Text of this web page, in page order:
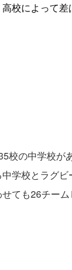
高校によって差
校の中学校が
学校とラグ
ても26チー